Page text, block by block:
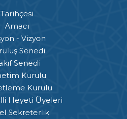
Tarihçesi
Amacı
- Vizyon
Senedi
Senedi
Kurulu
Kurulu
Heyeti Üyeleri
Sekreterlik